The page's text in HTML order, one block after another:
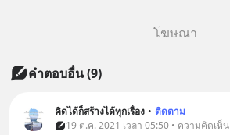
โฆษณา
คำตอบอื่น(9)
คิดได้ก็สร้างได้ทุกเรื่อง • ติดตาม
19 ต.ค. 2021 เวลา 05:50 • ความคิดเห็น